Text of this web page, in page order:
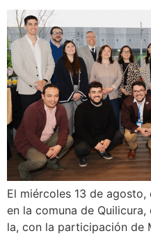
El miércoles 13 de agosto,
en la comuna de
la, con la participación de